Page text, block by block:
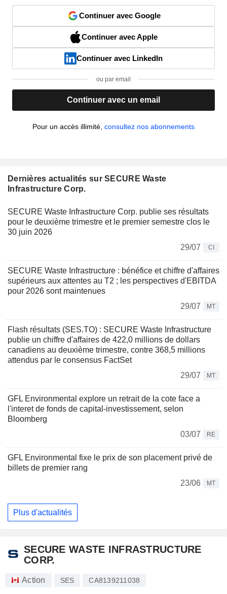
Continuer avec Google
Continuer avec Apple
Continuer avec LinkedIn
ou par email
Continuer avec un email
Pour un accès illimité, consultez nos abonnements
Dernières actualités sur SECURE Waste
Infrastructure Corp.
SECURE Waste Infrastructure Corp. publie ses résultats
pour le deuxième trimestre et le premier semestre clos le
30 juin 2026
29/07
CI
SECURE Waste Infrastructure : bénéfice et chiffre d'affaires
supérieurs aux attentes au T2 ; les perspectives d'EBITDA
pour 2026 sont maintenues
29/07
MT
Flash résultats (SES.TO) : SECURE Waste Infrastructure
publie un chiffre d'affaires de 422,0 millions de dollars
canadiens au deuxième trimestre, contre 368,5 millions
attendus par le consensus FactSet
29/07
MT
GFL Environmental explore un retrait de la cote face a
l'interet de fonds de capital-investissement, selon
Bloomberg
03/07
RE
GFL Environmental fixe le prix de son placement privé de
billets de premier rang
23/06
MT
Plus d'actualités
SECURE WASTE INFRASTRUCTURE
CORP.
Action SES CA8139211038